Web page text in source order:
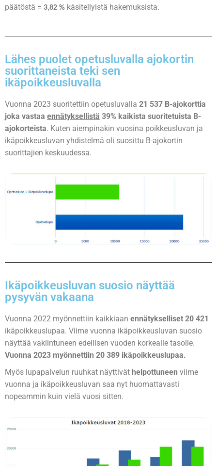
päätöstä = 3,82 % käsitellyistä hakemuksista.
Lähes puolet opetusluvalla ajokortin
suorittaneista teki sen
ikäpoikkeusluvalla
Vuonna 2023 suoritettiin opetusluvalla 21 537 B-ajokorttia
joka vastaa ennätyksellistä 39% kaikista suoritetuista B-
ajokorteista. Kuten aiempinakin vuosina poikkeusluvan ja
ikäpoikkeusluvan yhdistelmä oli suosittu B-ajokortin
suorittajien keskuudessa.
Ikäpoikkeusluvan suosio näyttää
pysyvän vakaana
Vuonna 2022 myönnettiin kaikkiaan ennätykselliset 20 421
ikäpoikkeuslupaa. Viime vuonna ikäpoikkeusluvan suosio
näyttää vakiintuneen edellisen vuoden korkealle tasolle.
Vuonna 2023 myönnettiin 20 389 ikäpoikkeuslupaa.
Myös lupapalvelun ruuhkat näyttivät helpottuneen viime
vuonna ja ikäpoikkeusluvan saa nyt huomattavasti
nopeammin kuin vielä vuosi sitten.